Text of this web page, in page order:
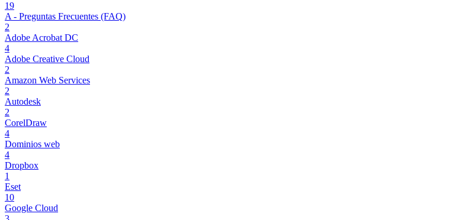
19
A - Preguntas Frecuentes (FAQ)
2
Adobe Acrobat DC
4
Adobe Creative Cloud
2
Amazon Web Services
2
Autodesk
2
CorelDraw
4
Dominios web
4
Dropbox
1
Eset
10
Google Cloud